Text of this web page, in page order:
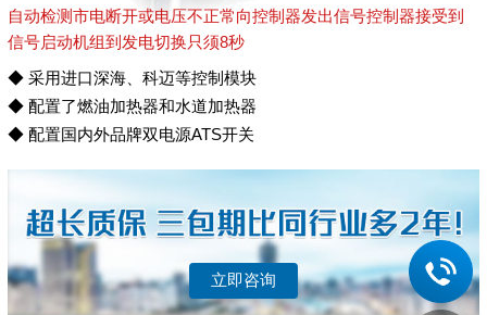
自动检测市电断开或电压不正常向控制器发出信号控制器接受到
信号启动机组到发电切换只须8秒
◆ 采用进口深海、科迈等控制模块
◆ 配置了燃油加热器和水道加热器
◆ 配置国内外品牌双电源ATS开关
立即咨询